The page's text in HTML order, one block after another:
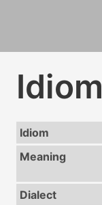
Idiom
Idiom
Meaning
Dialect